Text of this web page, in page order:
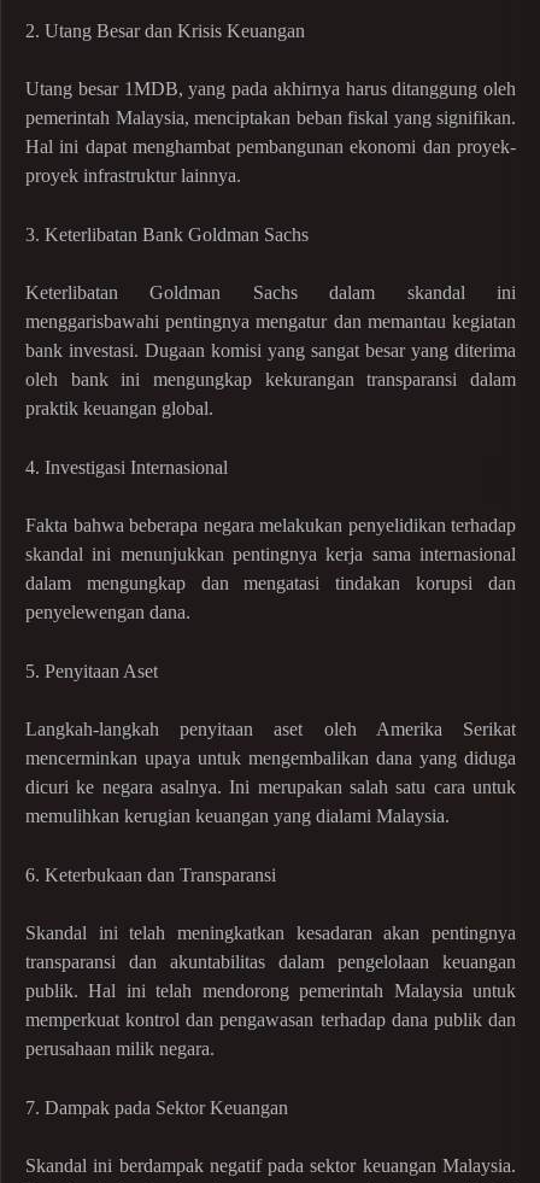
2. Utang Besar dan Krisis Keuangan
Utang besar 1MDB, yang pada akhirnya harus ditanggung oleh
pemerintah Malaysia, menciptakan beban fiskal yang signifikan.
Hal ini dapat menghambat pembangunan ekonomi dan proyek-
proyek infrastruktur lainnya.
3. Keterlibatan Bank Goldman Sachs
Keterlibatan Goldman Sachs dalam skandal ini
menggarisbawahi pentingnya mengatur dan memantau kegiatan
bank investasi. Dugaan komisi yang sangat besar yang diterima
oleh bank ini mengungkap kekurangan transparansi dalam
praktik keuangan global.
4. Investigasi Internasional
Fakta bahwa beberapa negara melakukan penyelidikan terhadap
skandal ini menunjukkan pentingnya kerja sama internasional
dalam mengungkap dan mengatasi tindakan korupsi dan
penyelewengan dana.
5. Penyitaan Aset
Langkah-langkah penyitaan aset oleh Amerika Serikat
mencerminkan upaya untuk mengembalikan dana yang diduga
dicuri ke negara asalnya. Ini merupakan salah satu cara untuk
memulihkan kerugian keuangan yang dialami Malaysia.
6. Keterbukaan dan Transparansi
Skandal ini telah meningkatkan kesadaran akan pentingnya
transparansi dan akuntabilitas dalam pengelolaan keuangan
publik. Hal ini telah mendorong pemerintah Malaysia untuk
memperkuat kontrol dan pengawasan terhadap dana publik dan
perusahaan milik negara.
7. Dampak pada Sektor Keuangan
Skandal ini berdampak negatif pada sektor keuangan Malaysia.